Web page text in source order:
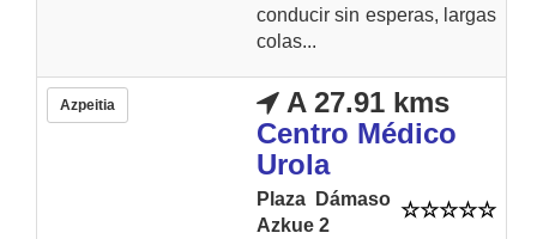
conducir sin esperas, largas
colas...
Azpeitia
A 27.91 kms
Centro Médico
Urola
Plaza Dámaso
Azkue 2